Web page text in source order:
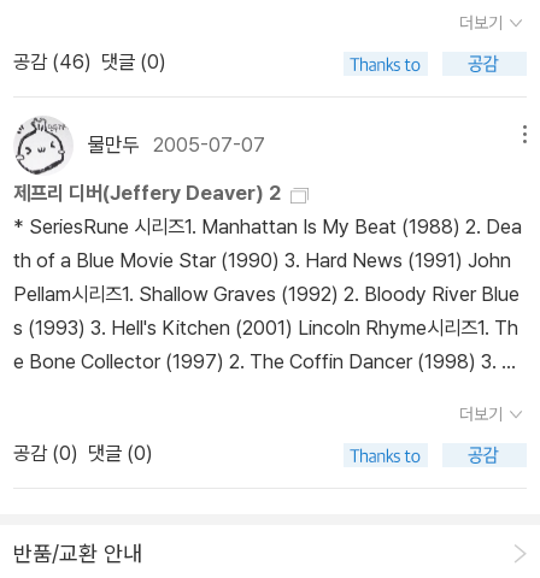
빠지기도 하고, 예상치 못한 인물에게 뒤통수를 맞거나 목숨이 달아
날 치명적인 상황에 마주치기도 합니다. 이런 그를 페이트 수사에 가
지만 그 누구도 중요성을 인정하지 않아 인원도, 예산도 부족한 초라
한 조직입니다. 더구나 페이트의 수사는 CCU의 컴퓨터 전문가가 아
니라 마초 스타일의 강력계 형사 프랭크 비숍이 지휘하게 되는데, 질
레트와 비숍의 조합은 처음엔 물과 기름 이상으로 뒤섞이기 어려워
보이지만 시간이 갈수록 묘하게도 매력적인 콤비 플레이로 발전하게
됩니다. ‘링컨 라임 시리즈’는 물론 여러 편의 스탠드얼론에서도 막
판까지 반전에 반전을 거듭하는 제프리 디버의 서사는 ‘블루 노웨
어’에서도 유감없이 발휘됩니다. 초반에 공개된 범인 페이트의 잔인
이트의 공범의 정체는 사건이 일단락됐다고 여길 때쯤 새로운 반전과
함께 폭로되며, 질레트를 비롯한 CCU 내 수사관들의 어딘가 평범해
보이지 않는 캐릭터도 수시로 소소한 반전의 맛을 더해줍니다. 202
없습니다. 반면, 2001년의 독자에겐 치명적인 소프트웨어를 통한 페
저자중 한명인 유재원 교수. 타산지석 시리즈중 그리스편을 그리스
여행당시 무지 재미나게 읽었어서 이다. 저자의 시적인 글과 정보와
<그리스, 신화의 나라, 인간의 땅> 제목이 훨씬 좋았는데, 개정판에
서 시시하게 바뀌었네 <그리스, 유재원 교수의 그리스, 그리스신화>
이게 뭐야;; 얼척없다. 헐;; 이전 제목 정말 멋졌는데, 책이 팔리면 안
되는 이유라도 있는 걸까?<터키, 1만년의 시간여행> 두권짜리이고,
각 2만2천원의 만만치않은 가격이라 서점에서 미리 보았는데, 전혀
사고싶지 않아져 버렸다.1. 하얀 반사되는 종이.이라이트 다음으로 싫
은 종이 2. 이전 책에서 저자의 감성적인 글이 맘에 들었는데, 이 책은
100쪽가량을 읽었는데 팩트팩트팩트의 나열로 숨막힌다.이 지역에
읽기는 무리. 그렇다고 인문서로 보고 진지하게 읽기에도 무리 3. 감
성적인 부분이 있긴 있다. 선배인가 하는 사람과의 이별했던 장소.안
되긴 했지만, 공감가지 않고, 글과 어우러지지도 않는데, 자꾸 나옴.
이 들었기 때문에, 대성당에 대해 어느 정도 알고 있다고 생각했다. 하
같은 재미있는 행사도 열린다.5월 가정의 달엔 더욱 다양한 행사가
많이 있겠지?그래서인지, 난 항상 4,5월에 책을 제일 많이 구입하는
것 같았다. 하긴 이제는 계절에 상관없이 좋은 책만 보면 찜을 해놓지
만..4월 새롭게 나오는 신간을 중심으로 해서 읽고 싶은 책을 찜해놓
아야겠다. 더불어서 장애인의 날, 과학의 날, 책의 날과 관련있는 책을
모아보련다.수잔 와이즈 바우어 - 교양 있는 우리 아이를 위한 세계역
사 이야기 1~5 세트와 역사체험학습책으로 인기가 많은 작가. 이번
에 새로 쓴 [독서의 즐거움]이 같은 작가의 저서라 그런지 더욱 궁금
해진다.독서의 즐거움을 잘 느낄 수 있는 멋진 책이 될 것이라는 기대
가 가득하다.더불어 [신선한 웃음 하나] 책은 용혜원 시인의 글을 통
해서 유머를 통해 삶의 열정이 살아날 수있으면 좋겠다.이런테마여행
도 즐거울 것 같다. 난 디자인엔 문외한이지만, 디ㅣ자인과 일러스트
등에 관심이많은 우리 아이는 나중에 이렇게 멋지고 의미있는 테마여
세로나도 런던이랑 웨일즈, 파리도 좋지만 내가 잘 모르고 있는 일본
더보기
공감 (46) 댓글 (0)
물만두 2005-07-07
제프리 디버(Jeffery Deaver) 2
* SeriesRune 시리즈1. Manhattan Is My Beat (1988) 2. Dea
th of a Blue Movie Star (1990) 3. Hard News (1991) John
Pellam시리즈1. Shallow Graves (1992) 2. Bloody River Blue
s (1993) 3. Hell's Kitchen (2001) Lincoln Rhyme시리즈1. Th
e Bone Collector (1997) 2. The Coffin Dancer (1998) 3. Th
Vanished Man (2003) 6. The Twelfth Card (2005) 7. The C
old Moon (2006) 콜드 문8. The Broken Window (2008) 9.
The Burning Wire (2010)Kathryn Dance시리즈1. The Sleepi
velsVoodoo (1988) Always a Thief (1988) Mistress of Just
더보기
공감 (0) 댓글 (0)
반품/교환 안내